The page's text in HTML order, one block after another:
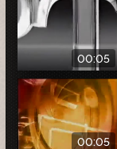
00:05
00:05